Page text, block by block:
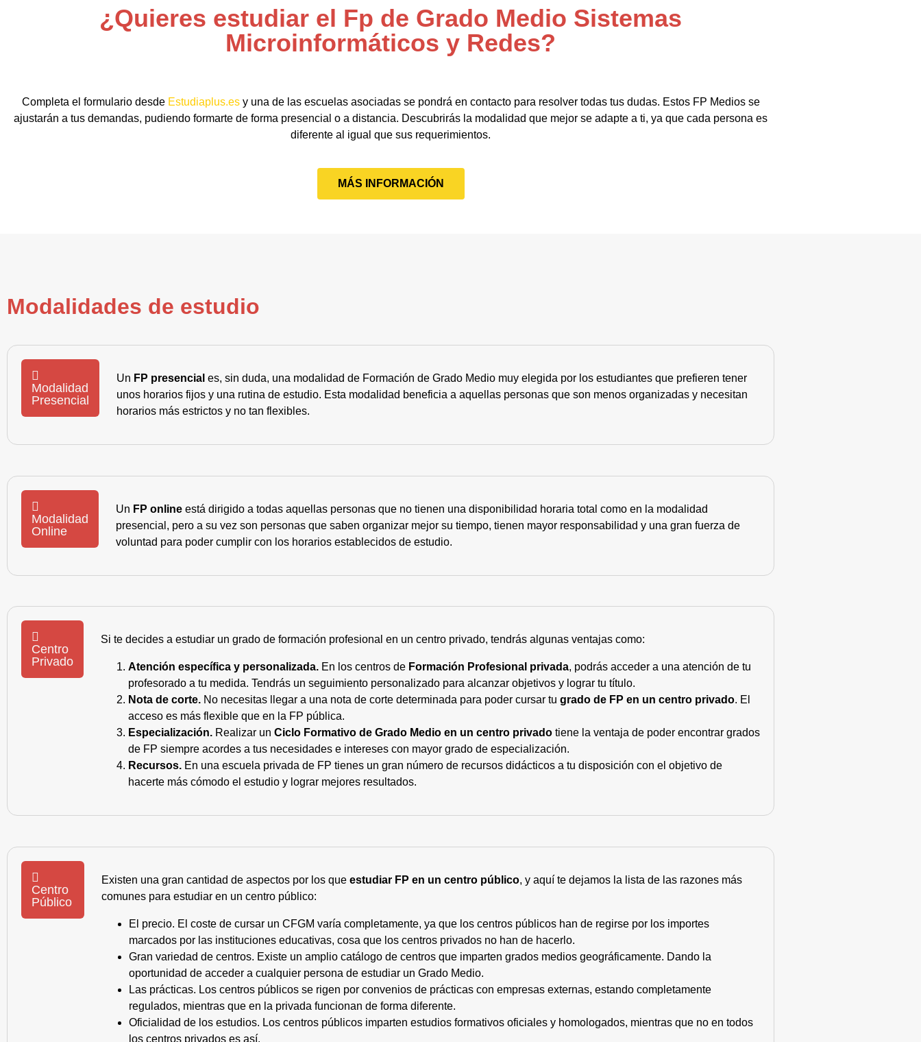
¿Quieres estudiar el Fp de Grado Medio Sistemas
Microinformáticos y Redes?
Completa el formulario desde Estudiaplus.esy una de las escuelas asociadas se pondrá en contacto para resolver todas tus dudas. Estos FP Medios se
ajustarán a tus demandas, pudiendo formarte de forma presencial o a distancia. Descubrirás la modalidad que mejor se adapte a ti, ya que cada persona es
diferente al igual que sus requerimientos.
MÁS INFORMACIÓN
Modalidades de estudio
Modalidad
Presencial
Un FP presencial es, sin duda, una modalidad de Formación de Grado Medio muy elegida por los estudiantes que prefieren tener
unos horarios fijos y una rutina de estudio. Esta modalidad beneficia a aquellas personas que son menos organizadas y necesitan
horarios más estrictos y no tan flexibles.
Modalidad
Online
Un FP online está dirigido a todas aquellas personas que no tienen una disponibilidad horaria total como en la modalidad
presencial, pero a su vez son personas que saben organizar mejor su tiempo, tienen mayor responsabilidad y una gran fuerza de
voluntad para poder cumplir con los horarios establecidos de estudio.
Centro
Privado
Si te decides a estudiar un grado de formación profesional en un centro privado, tendrás algunas ventajas como:
Atención específica y personalizada. En los centros de Formación Profesional privada, podrás acceder a una atención de tu
profesorado a tu medida. Tendrás un seguimiento personalizado para alcanzar objetivos y lograr tu título.
Nota de corte. No necesitas llegar a una nota de corte determinada para poder cursar tu grado de FP en un centro privado. El
acceso es más flexible que en la FP pública.
Especialización. Realizar un Ciclo Formativo de Grado Medio en un centro privado tiene la ventaja de poder encontrar grados
de FP siempre acordes a tus necesidades e intereses con mayor grado de especialización.
Recursos. En una escuela privada de FP tienes un gran número de recursos didácticos a tu disposición con el objetivo de
hacerte más cómodo el estudio y lograr mejores resultados.
Centro
Público
Existen una gran cantidad de aspectos por los queestudiar FP en un centro público, y aquí te dejamos la lista de las razones más
comunes para estudiar en un centro público:
El precio. El coste de cursar un CFGM varía completamente, ya que los centros públicos han de regirse por los importes
marcados por las instituciones educativas, cosa que los centros privados no han de hacerlo.
Gran variedad de centros. Existe un amplio catálogo de centros que imparten grados medios geográficamente. Dando la
oportunidad de acceder a cualquier persona de estudiar un Grado Medio.
Las prácticas. Los centros públicos se rigen por convenios de prácticas con empresas externas, estando completamente
regulados, mientras que en la privada funcionan de forma diferente.
Oficialidad de los estudios. Los centros públicos imparten estudios formativos oficiales y homologados, mientras que no en todos
los centros privados es así.